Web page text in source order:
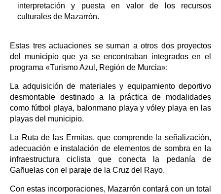
interpretación y puesta en valor de los recursos
culturales de Mazarrón.
Estas tres actuaciones se suman a otros dos proyectos
del municipio que ya se encontraban integrados en el
programa «Turismo Azul, Región de Murcia»:
La adquisición de materiales y equipamiento deportivo
desmontable destinado a la práctica de modalidades
como fútbol playa, balonmano playa y vóley playa en las
playas del municipio.
La Ruta de las Ermitas, que comprende la señalización,
adecuación e instalación de elementos de sombra en la
infraestructura ciclista que conecta la pedanía de
Gañuelas con el paraje de la Cruz del Rayo.
Con estas incorporaciones, Mazarrón contará con un total